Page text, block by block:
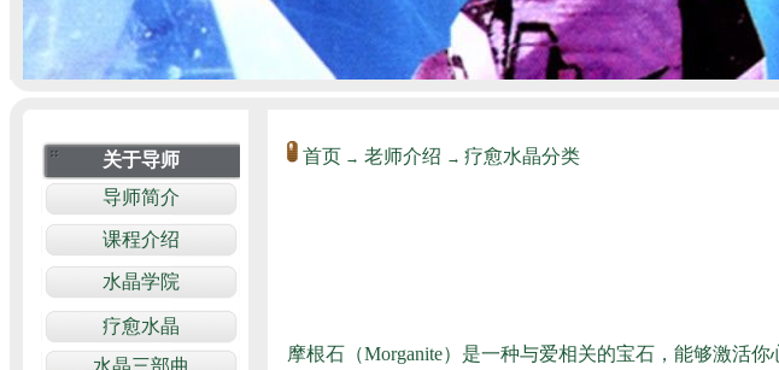
首页 → 老师介绍 → 疗愈水晶分类
摩根石（Morganite）是一种与爱相关的宝石，能够激活